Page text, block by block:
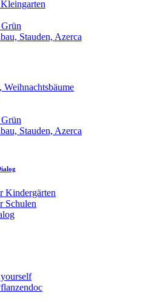
Stauden, Azerca
Weihnachtsbäume
Stauden, Azerca
Kindergärten
Schulen